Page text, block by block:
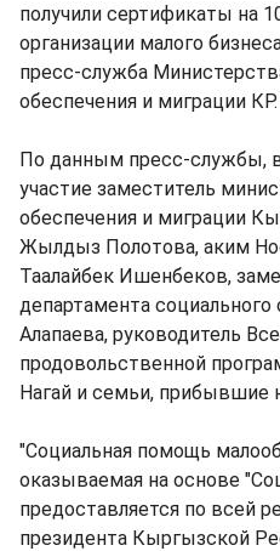
получили сертификаты на
организации малого
пресс-служба
обеспечения и миграции КР.
По данным пресс-службы,
участие заместитель
обеспечения и миграции
Жылдыз Полотова, аким
Таалайбек Ишенбеков,
департамента социального
Алапаева, руководитель
продовольственной
Нагай и семьи, прибывшие
"Социальная помощь
оказываемая на основе
предоставляется по всей
президента Кыргызской